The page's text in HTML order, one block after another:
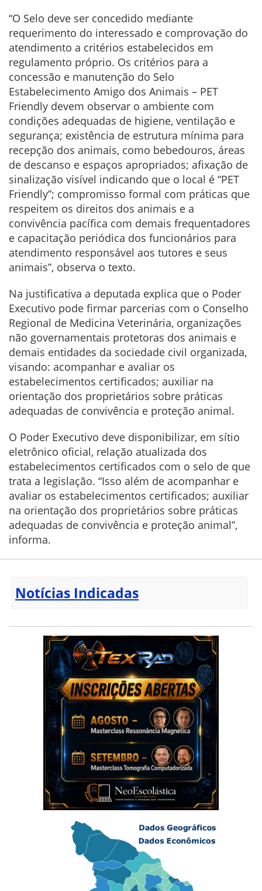
“O Selo deve ser concedido mediante
requerimento do interessado e comprovação do
atendimento a critérios estabelecidos em
regulamento próprio. Os critérios para a
concessão e manutenção do Selo
Estabelecimento Amigo dos Animais – PET
Friendly devem observar o ambiente com
condições adequadas de higiene, ventilação e
segurança; existência de estrutura mínima para
recepção dos animais, como bebedouros, áreas
de descanso e espaços apropriados; afixação de
sinalização visível indicando que o local é “PET
Friendly”; compromisso formal com práticas que
respeitem os direitos dos animais e a
convivência pacífica com demais frequentadores
e capacitação periódica dos funcionários para
atendimento responsável aos tutores e seus
animais”, observa o texto.
Na justificativa a deputada explica que o Poder
Executivo pode firmar parcerias com o Conselho
Regional de Medicina Veterinária, organizações
não governamentais protetoras dos animais e
demais entidades da sociedade civil organizada,
visando: acompanhar e avaliar os
estabelecimentos certificados; auxiliar na
orientação dos proprietários sobre práticas
adequadas de convivência e proteção animal.
O Poder Executivo deve disponibilizar, em sítio
eletrônico oficial, relação atualizada dos
estabelecimentos certificados com o selo de que
trata a legislação. “Isso além de acompanhar e
avaliar os estabelecimentos certificados; auxiliar
na orientação dos proprietários sobre práticas
adequadas de convivência e proteção animal”,
informa.
Notícias Indicadas